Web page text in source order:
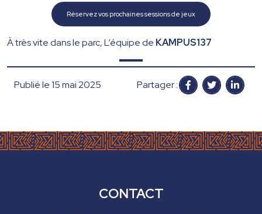
Réservez vos prochaines sessions de jeux
À très vite dans le parc, L’équipe de KAMPUS137
Publié le 15 mai 2025 Partager :
CONTACT